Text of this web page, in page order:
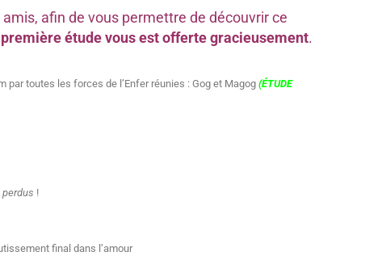
afin de vous permettre de découvrir ce
première étude vous est offerte gracieusement.
par toutes les forces de l’Enfer réunies : Gog et Magog(ÉTUDE
perdus !
final dans l’amour